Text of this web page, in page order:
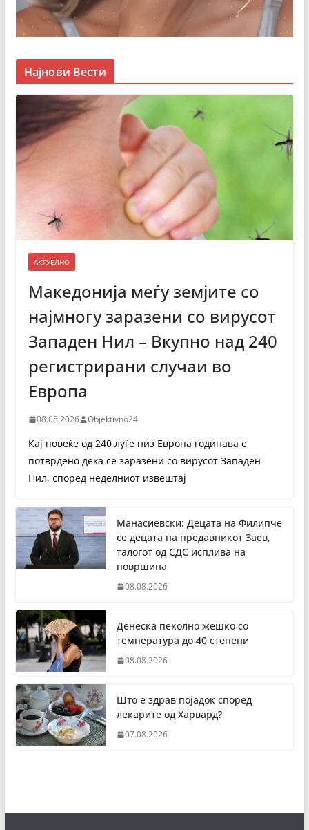
Најнови Вести
АКТУЕЛНО
Македонија меѓу земјите со
најмногу заразени со вирусот
Западен Нил – Вкупно над 240
регистрирани случаи во
Европа
08.08.2026 Objektivno24
Кај повеќе од 240 луѓе низ Европа годинава е
потврдено дека се заразени со вирусот Западен
Нил, според неделниот извештај
Манасиевски: Децата на Филипче
се децата на предавникот Заев,
талогот од СДС исплива на
површина
08.08.2026
Денеска пеколно жешко со
температура до 40 степени
08.08.2026
Што е здрав појадок според
лекарите од Харвард?
07.08.2026